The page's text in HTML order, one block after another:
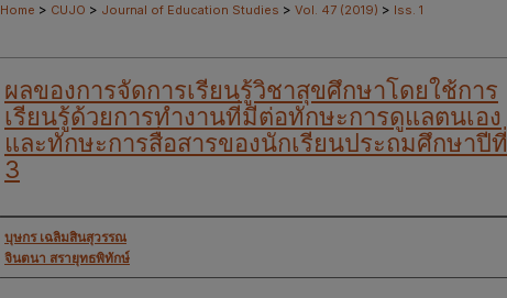
Home > CUJO > Journal of Education Studies > Vol. 47 (2019) > Iss. 1
ผลของการจัดการเรียนรู้วิชาสุขศึกษาโดยใช้การ
เรียนรู้ด้วยการทำงานที่มีต่อทักษะการดูแลตนเอง
และทักษะการสื่อสารของนักเรียนประถมศึกษาปีที่
3
Authors
บุษกร เฉลิมสินสุวรรณ
จินตนา สรายุทธพิทักษ์